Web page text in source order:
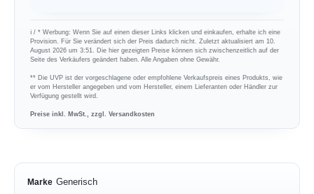
ℹ︎ / * Werbung: Wenn Sie auf einen dieser Links klicken und einkaufen, erhalte ich eine
Provision. Für Sie verändert sich der Preis dadurch nicht. Zuletzt aktualisiert am 10.
August 2026 um 3:51. Die hier gezeigten Preise können sich zwischenzeitlich auf der
Seite des Verkäufers geändert haben. Alle Angaben ohne Gewähr.
** Die UVP ist der vorgeschlagene oder empfohlene Verkaufspreis eines Produkts, wie
er vom Hersteller angegeben und vom Hersteller, einem Lieferanten oder Händler zur
Verfügung gestellt wird.
Preise inkl. MwSt., zzgl. Versandkosten
Marke Generisch